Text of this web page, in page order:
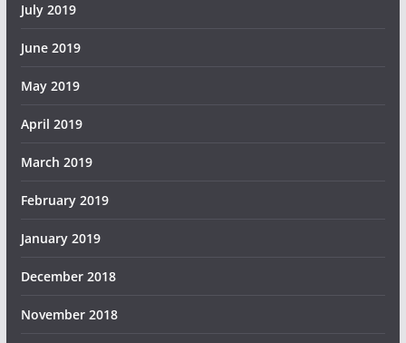
July 2019
June 2019
May 2019
April 2019
March 2019
February 2019
January 2019
December 2018
November 2018